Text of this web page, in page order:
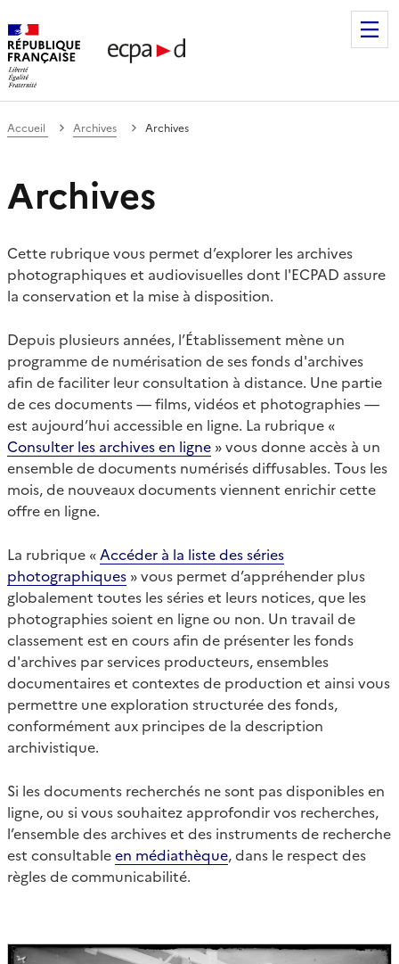
de communication et de production
Accueil Archives Archives
Archives
Cette rubrique vous permet d’explorer les archives
photographiques et audiovisuelles dont l'ECPAD assure
la conservation et la mise à disposition.
Depuis plusieurs années, l’Établissement mène un
programme de numérisation de ses fonds d'archives
afin de faciliter leur consultation à distance. Une partie
de ces documents — films, vidéos et photographies —
est aujourd’hui accessible en ligne. La rubrique «
Consulter les archives en ligne » vous donne accès à un
ensemble de documents numérisés diffusables. Tous les
mois, de nouveaux documents viennent enrichir cette
offre en ligne.
La rubrique « Accéder à la liste des séries
photographiques » vous permet d’appréhender plus
globalement toutes les séries et leurs notices, que les
photographies soient en ligne ou non. Un travail de
classement est en cours afin de présenter les fonds
d'archives par services producteurs, ensembles
documentaires et contextes de production et ainsi vous
permettre une exploration structurée des fonds,
conformément aux principes de la description
archivistique.
Si les documents recherchés ne sont pas disponibles en
ligne, ou si vous souhaitez approfondir vos recherches,
l’ensemble des archives et des instruments de recherche
est consultableen médiathèque, dans le respect des
règles de communicabilité.